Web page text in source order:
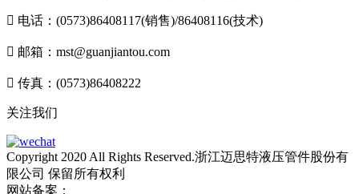
 电话：(0573)86408117(销售)/86408116(技术)
 邮箱：mst@guanjiantou.com
 传真：(0573)86408222
关注我们
Copyright 2020 All Rights Reserved.浙江迈思特液压管件股份有
限公司 保留所有权利
网站备案：